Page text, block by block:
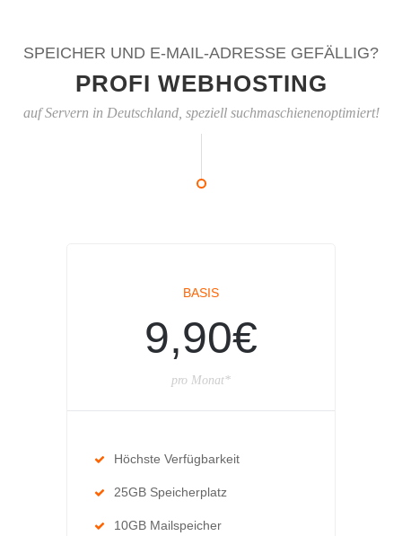
SPEICHER UND E-MAIL-ADRESSE GEFÄLLIG?
PROFI WEBHOSTING
auf Servern in Deutschland, speziell suchmaschienenoptimiert!
BASIS
9,90€
pro Monat*
Höchste Verfügbarkeit
25GB Speicherplatz
10GB Mailspeicher